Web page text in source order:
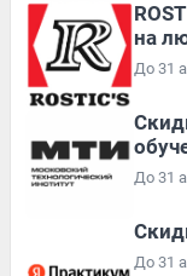
на
До 31
До 31
До 31